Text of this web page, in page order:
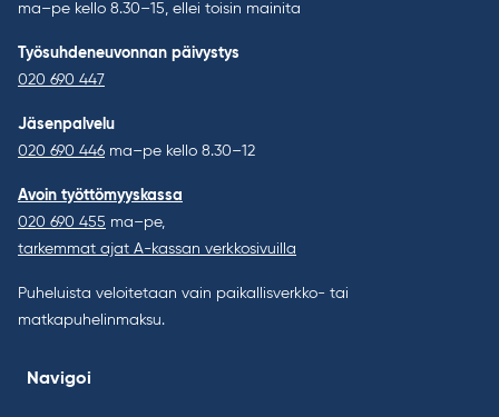
ma–pe kello 8.30–15, ellei toisin mainita
Työsuhdeneuvonnan päivystys
020 690 447
Jäsenpalvelu
020 690 446 ma–pe kello 8.30–12
Avoin työttömyyskassa
020 690 455 ma–pe,
tarkemmat ajat A-kassan verkkosivuilla
Puheluista veloitetaan vain paikallisverkko- tai
matkapuhelinmaksu.
Navigoi